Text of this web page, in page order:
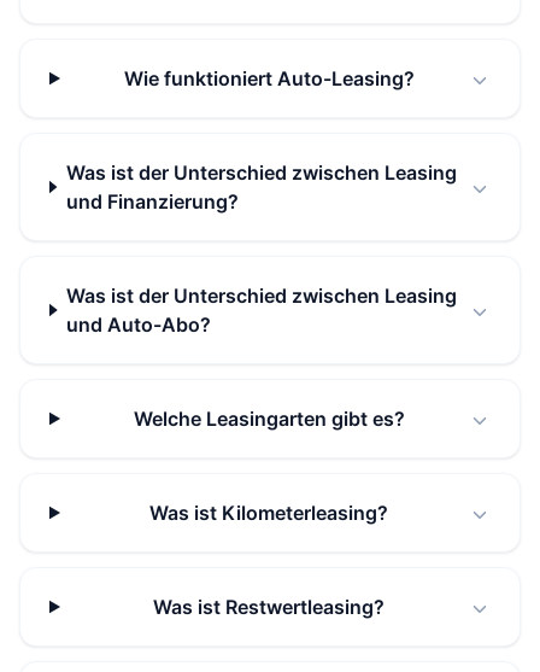
Wie funktioniert Auto-Leasing?
Was ist der Unterschied zwischen Leasing
und Finanzierung?
Was ist der Unterschied zwischen Leasing
und Auto-Abo?
Welche Leasingarten gibt es?
Was ist Kilometerleasing?
Was ist Restwertleasing?